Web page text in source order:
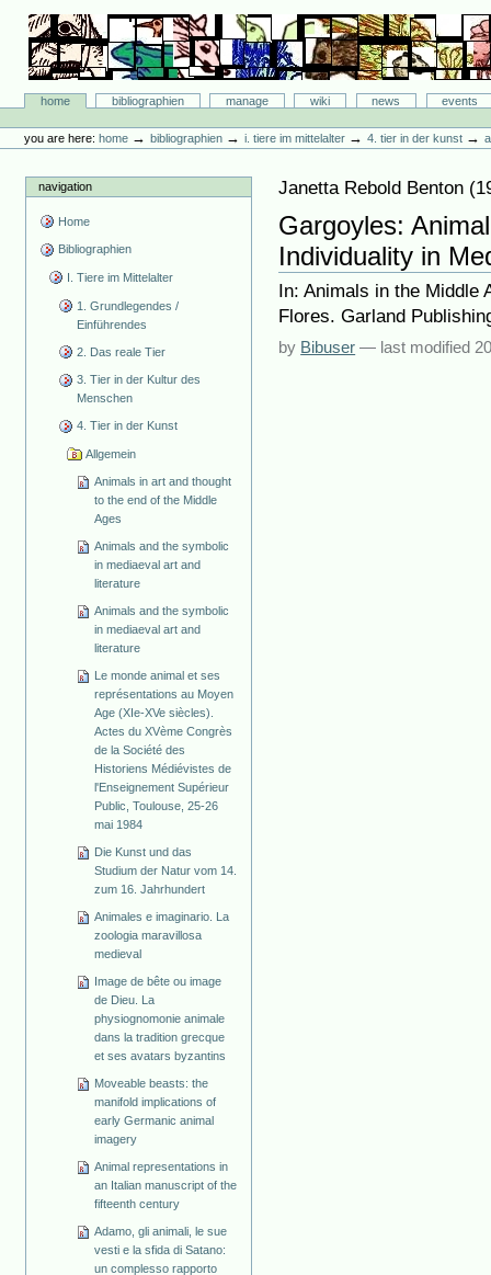
content.
navigation
Bibliographie-Portal
Sectionshome bibliographien manage wiki news
events
tools
you are here: home →bibliographien →i. tiere im mittelalter →4. tier in der kunst →
navigation
Home
Bibliographien
I. Tiere im Mittelalter
1. Grundlegendes /
Einführendes
2. Das reale Tier
3. Tier in der Kultur des
Menschen
4. Tier in der Kunst
Allgemein
Animals in art and thought
to the end of the Middle
Ages
Animals and the symbolic
in mediaeval art and
literature
Animals and the symbolic
in mediaeval art and
literature
Le monde animal et ses
représentations au Moyen
Age (XIe-XVe siècles).
Actes du XVème Congrès
de la Société des
Historiens Médiévistes de
l'Enseignement Supérieur
Public, Toulouse, 25-26
mai 1984
Die Kunst und das
Studium der Natur vom 14.
zum 16. Jahrhundert
Animales e imaginario. La
zoologia maravillosa
medieval
Image de bête ou image
de Dieu. La
physiognomonie animale
dans la tradition grecque
et ses avatars byzantins
Moveable beasts: the
manifold implications of
early Germanic animal
imagery
Animal representations in
an Italian manuscript of the
fifteenth century
Adamo, gli animali, le sue
vesti e la sfida di Satano:
un complesso rapporto
Janetta Rebold Benton (
Gargoyles:
Individuality in
In: Animals in the Middle
Flores. Garland
by Bibuser — last modified